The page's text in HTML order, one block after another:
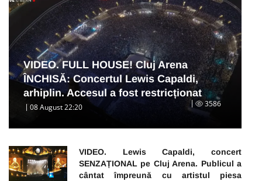
VIDEO. FULL HOUSE! Cluj Arena
ÎNCHISĂ: Concertul Lewis Capaldi,
arhiplin. Accesul a fost restricționat
08 August 22:20 3586
VIDEO. Lewis Capaldi, concert
SENZAȚIONAL pe Cluj Arena. Publicul a
cântat împreună cu artistul piesa